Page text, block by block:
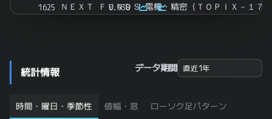
1625 ＮＥＸＴ ＦＵＮＤＳ 電機・精密（ＴＯＰＩＸ－１７
0.938
266
2837 グローバルＸ 中小型リーダーズ－日本株式 ＥＴＦ
0.934
統計情報 データ期間
時間・曜日・季節性 値幅・窓 ローソク足パターン